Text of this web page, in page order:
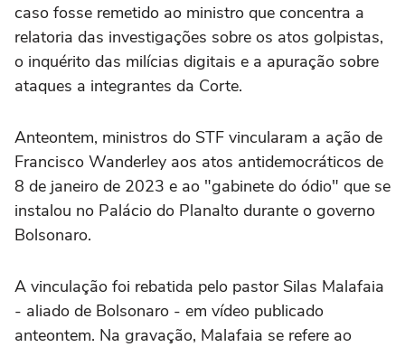
caso fosse remetido ao ministro que concentra a
relatoria das investigações sobre os atos golpistas,
o inquérito das milícias digitais e a apuração sobre
ataques a integrantes da Corte.
Anteontem, ministros do STF vincularam a ação de
Francisco Wanderley aos atos antidemocráticos de
8 de janeiro de 2023 e ao "gabinete do ódio" que se
instalou no Palácio do Planalto durante o governo
Bolsonaro.
A vinculação foi rebatida pelo pastor Silas Malafaia
- aliado de Bolsonaro - em vídeo publicado
anteontem. Na gravação, Malafaia se refere ao